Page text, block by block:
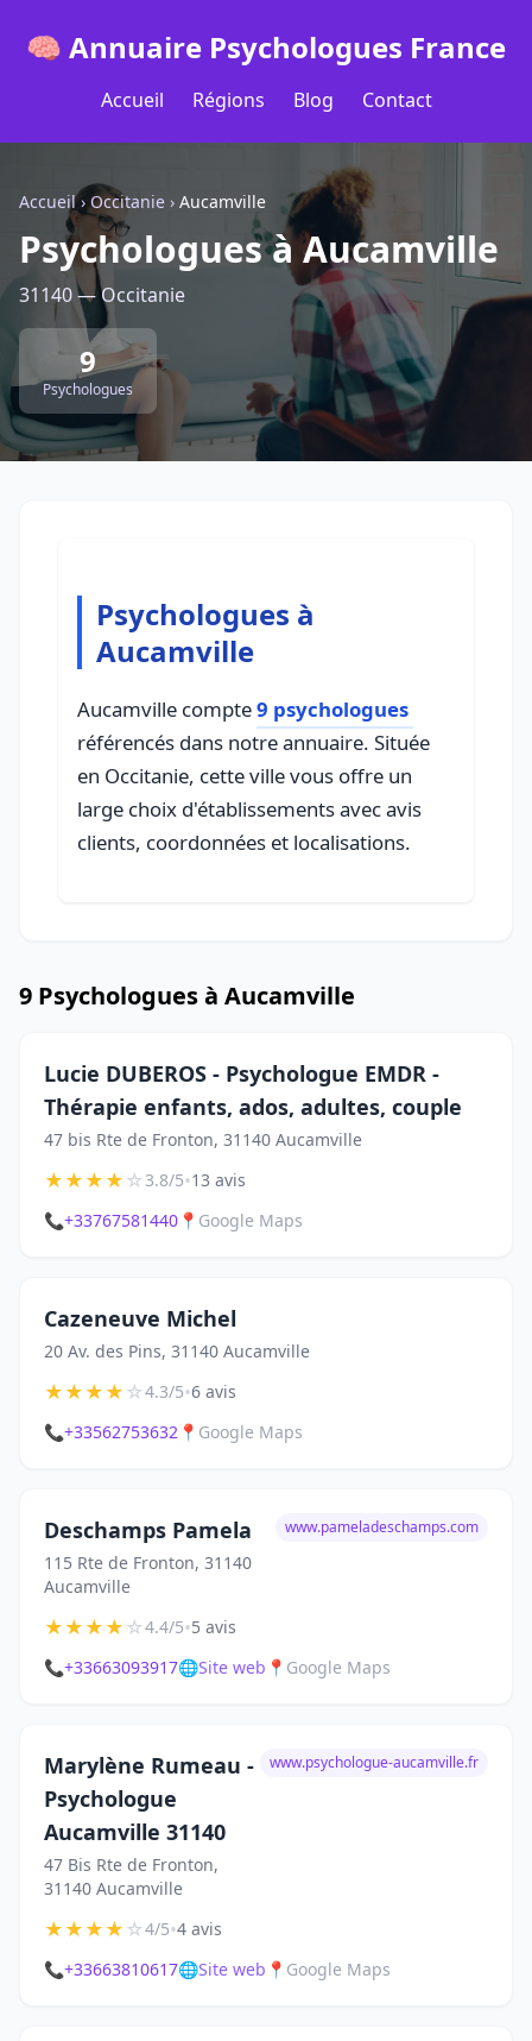
🧠 Annuaire Psychologues France
Accueil Régions Blog Contact
Accueil› Occitanie › Aucamville
Psychologues à Aucamville
31140 — Occitanie
9
Psychologues
Psychologues à
Aucamville
Aucamville compte9 psychologues
référencés dans notre annuaire. Située
en Occitanie, cette ville vous offre un
large choix d'établissements avec avis
clients, coordonnées et localisations.
9 Psychologues à Aucamville
Lucie DUBEROS - Psychologue EMDR -
Thérapie enfants, ados, adultes, couple
47 bis Rte de Fronton, 31140 Aucamville
★★★★☆3.8/5•13 avis
📞+33767581440 📍 Google Maps
Cazeneuve Michel
20 Av. des Pins, 31140 Aucamville
★★★★☆4.3/5•6 avis
📞+33562753632 📍 Google Maps
Deschamps Pamela
115 Rte de Fronton, 31140
Aucamville
www.pameladeschamps.com
★★★★☆4.4/5•5 avis
📞+33663093917🌐Site web 📍 Google Maps
Marylène Rumeau -
Psychologue
Aucamville 31140
47 Bis Rte de Fronton,
31140 Aucamville
www.psychologue-aucamville.fr
★★★★☆4/5•4 avis
📞+33663810617🌐Site web 📍 Google Maps